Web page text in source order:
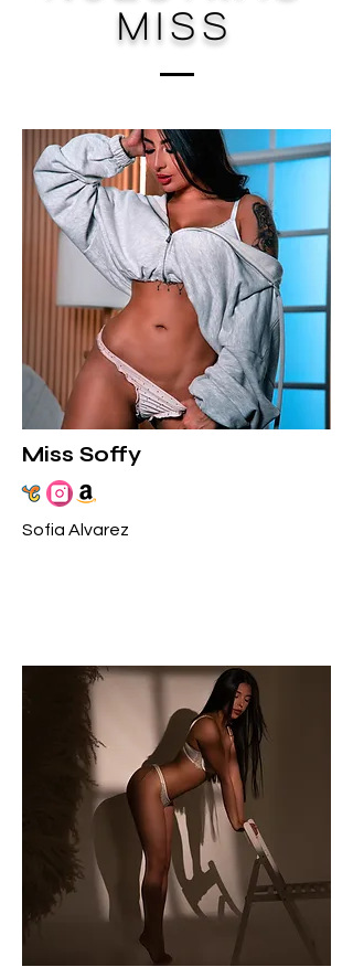
miss
Miss Soffy
Sofia Alvarez